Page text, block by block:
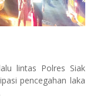
lintas Polres Siak
pencegahan laka